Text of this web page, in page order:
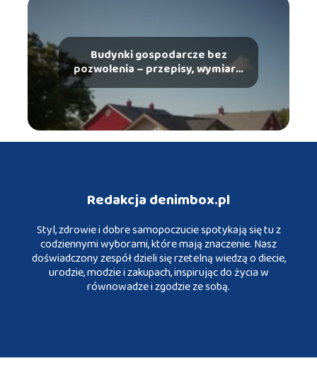
Budynki gospodarcze bez
pozwolenia – przepisy, wymiary,
wymagania
Redakcja denimbox.pl
Styl, zdrowie i dobre samopoczucie spotykają się tu z
codziennymi wyborami, które mają znaczenie. Nasz
doświadczony zespół dzieli się rzetelną wiedzą o diecie,
urodzie, modzie i zakupach, inspirując do życia w
równowadze i zgodzie ze sobą.